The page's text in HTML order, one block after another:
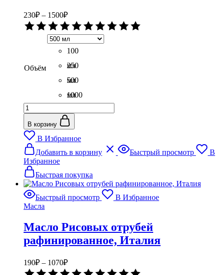
230₽ – 1500₽Диапазон
цен:
230₽
–
1500₽
Объём
100
мл
250
мл
500
мл
1000
Количество
товара
Масло
Грецкого
ореха
рафинированное,
Италия
В корзину
В Избранное
Добавить в корзину
Этот
товар
вариаций.
Опции
можно
странице
товара.
Быстрый просмотр
В
Избранное
Быстрая покупка
Быстрый просмотр
В Избранное
Масла
Масло Рисовых отрубей
рафинированное, Италия
190₽ – 1070₽Диапазон
цен: